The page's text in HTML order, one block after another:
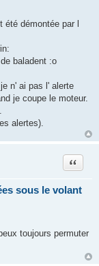
été démontée par l
baladent :o
n' ai pas l' alerte
je coupe le moteur.
alertes).
sous le volant
Citation
toujours permuter